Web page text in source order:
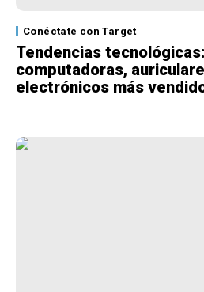
Conéctate con Target
Tendencias
computadoras,
electrónicos más